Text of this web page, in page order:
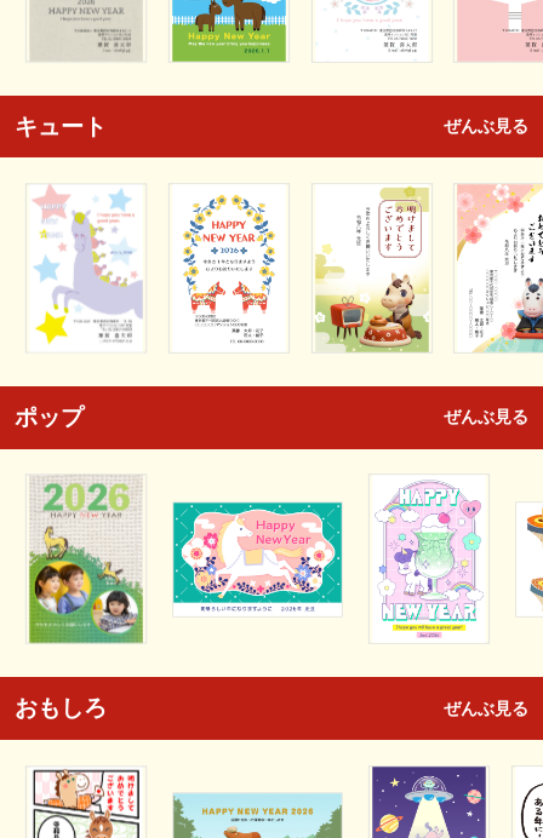
キュート ぜんぶ見る
ポップ ぜんぶ見る
おもしろ ぜんぶ見る